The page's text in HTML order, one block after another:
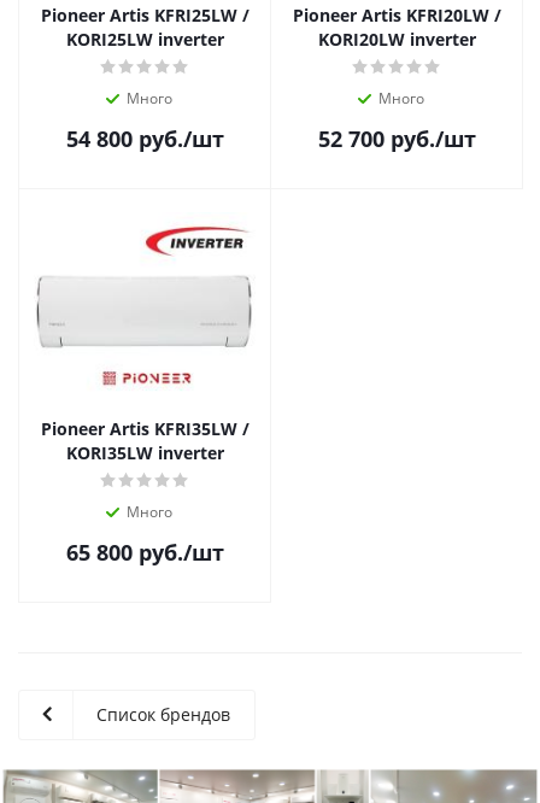
Pioneer Artis KFRI25LW /
KORI25LW inverter
Много
54 800руб./шт
Pioneer Artis KFRI20LW /
KORI20LW inverter
Много
52 700руб./шт
Pioneer Artis KFRI35LW /
KORI35LW inverter
Много
65 800руб./шт
Список брендов